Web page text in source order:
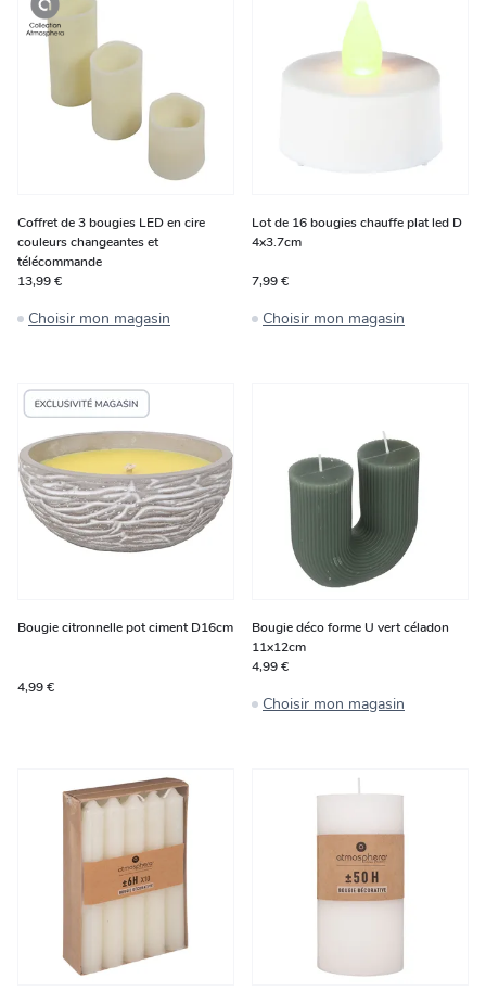
Coffret de 3 bougies LED en cire
couleurs changeantes et
télécommande
13,99 €
Choisir mon magasin
Lot de 16 bougies chauffe plat led D
4x3.7cm
7,99 €
Choisir mon magasin
Bougie citronnelle pot ciment D16cm
4,99 €
Bougie déco forme U vert céladon
11x12cm
4,99 €
Choisir mon magasin